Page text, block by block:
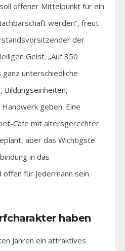
offener Mittelpunkt für ein
werden“, freut
der
Geist. „Auf 350
unterschiedliche
geben. Eine
Cafe mit altersgerechter
aber das Wichtigste
in das
für Jedermann sein
haben
Jahren ein attraktives